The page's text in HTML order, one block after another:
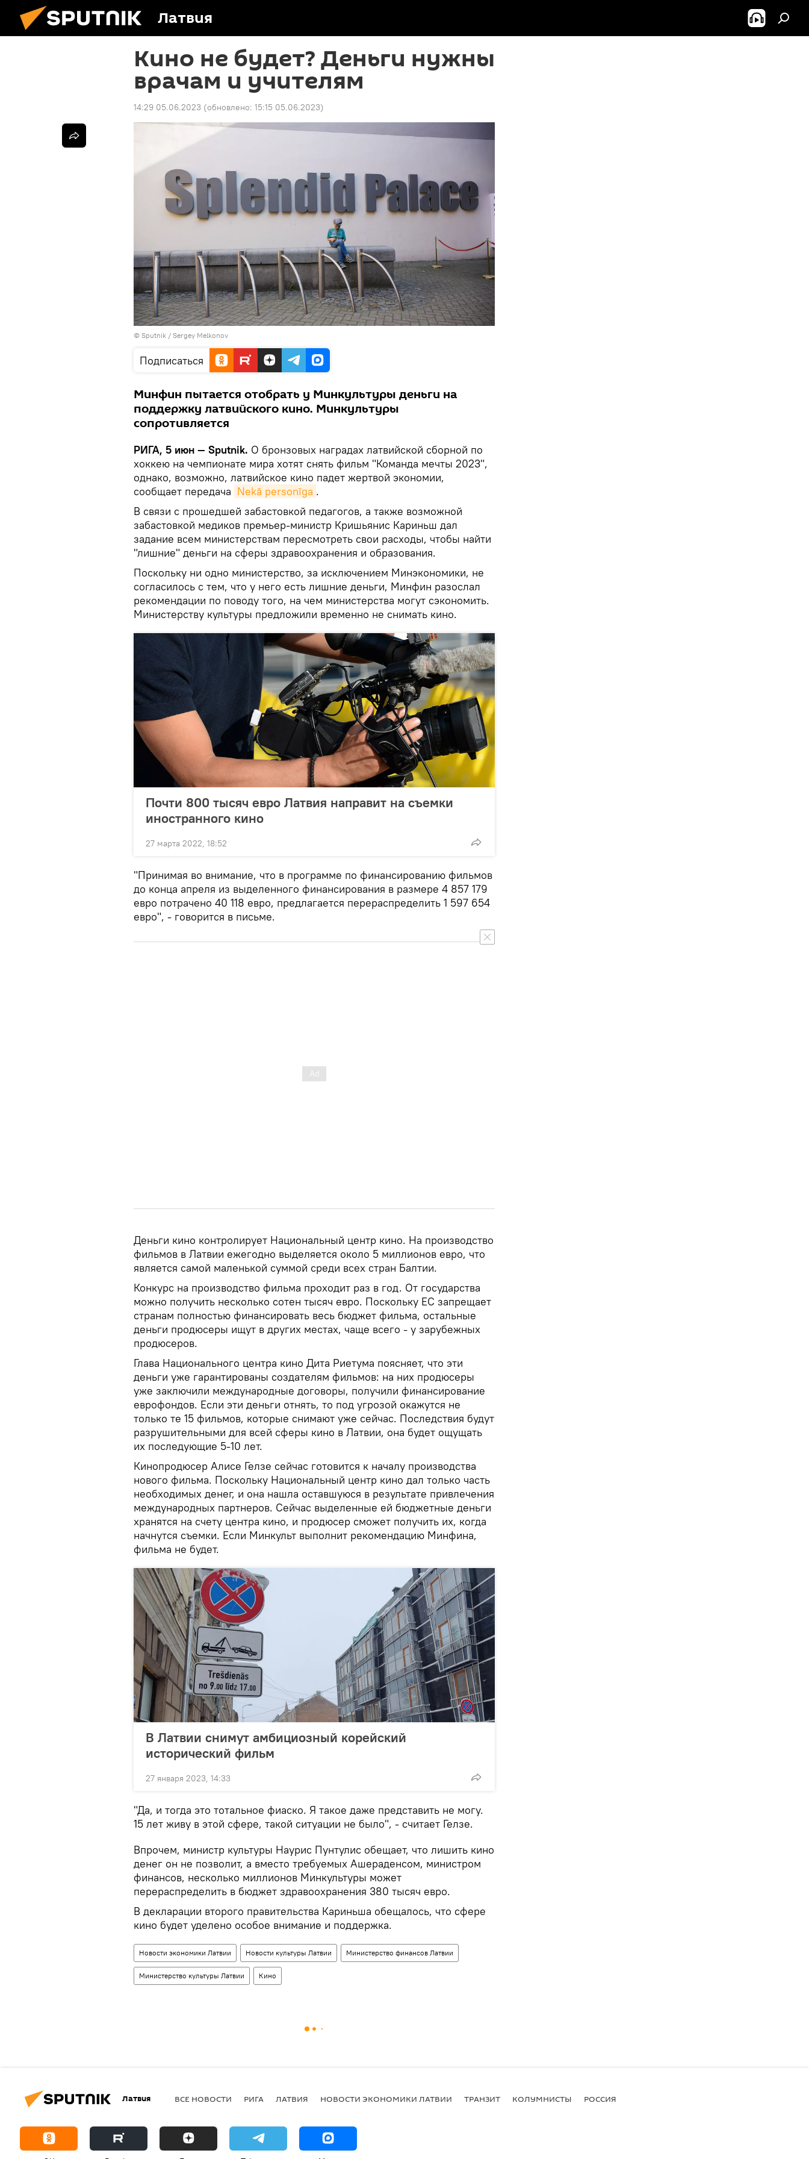
Латвия
Кино не будет? Деньги нужны
врачам и учителям
14:29 05.06.2023 (обновлено: 15:15 05.06.2023)
© Sputnik / Sergey Melkonov
Подписаться
Минфин пытается отобрать у Минкультуры деньги на
поддержку латвийского кино. Минкультуры
сопротивляется
РИГА, 5 июн — Sputnik. О бронзовых наградах латвийской сборной по
хоккею на чемпионате мира хотят снять фильм "Команда мечты 2023",
однако, возможно, латвийское кино падет жертвой экономии,
сообщает передача Nekā personīga .
В связи с прошедшей забастовкой педагогов, а также возможной
забастовкой медиков премьер-министр Кришьянис Кариньш дал
задание всем министерствам пересмотреть свои расходы, чтобы найти
"лишние" деньги на сферы здравоохранения и образования.
Поскольку ни одно министерство, за исключением Минэкономики, не
согласилось с тем, что у него есть лишние деньги, Минфин разослал
рекомендации по поводу того, на чем министерства могут сэкономить.
Министерству культуры предложили временно не снимать кино.
Почти 800 тысяч евро Латвия направит на съемки
иностранного кино
27 марта 2022, 18:52
"Принимая во внимание, что в программе по финансированию фильмов
до конца апреля из выделенного финансирования в размере 4 857 179
евро потрачено 40 118 евро, предлагается перераспределить 1 597 654
евро", - говорится в письме.
Деньги кино контролирует Национальный центр кино. На производство
фильмов в Латвии ежегодно выделяется около 5 миллионов евро, что
является самой маленькой суммой среди всех стран Балтии.
Конкурс на производство фильма проходит раз в год. От государства
можно получить несколько сотен тысяч евро. Поскольку ЕС запрещает
странам полностью финансировать весь бюджет фильма, остальные
деньги продюсеры ищут в других местах, чаще всего - у зарубежных
продюсеров.
Глава Национального центра кино Дита Риетума поясняет, что эти
деньги уже гарантированы создателям фильмов: на них продюсеры
уже заключили международные договоры, получили финансирование
еврофондов. Если эти деньги отнять, то под угрозой окажутся не
только те 15 фильмов, которые снимают уже сейчас. Последствия будут
разрушительными для всей сферы кино в Латвии, она будет ощущать
их последующие 5-10 лет.
Кинопродюсер Алисе Гелзе сейчас готовится к началу производства
нового фильма. Поскольку Национальный центр кино дал только часть
необходимых денег, и она нашла оставшуюся в результате привлечения
международных партнеров. Сейчас выделенные ей бюджетные деньги
хранятся на счету центра кино, и продюсер сможет получить их, когда
начнутся съемки. Если Минкульт выполнит рекомендацию Минфина,
фильма не будет.
В Латвии снимут амбициозный корейский
исторический фильм
27 января 2023, 14:33
"Да, и тогда это тотальное фиаско. Я такое даже представить не могу.
15 лет живу в этой сфере, такой ситуации не было", - считает Гелзе.
Впрочем, министр культуры Наурис Пунтулис обещает, что лишить кино
денег он не позволит, а вместо требуемых Ашераденсом, министром
финансов, несколько миллионов Минкультуры может
перераспределить в бюджет здравоохранения 380 тысяч евро.
В декларации второго правительства Кариньша обещалось, что сфере
кино будет уделено особое внимание и поддержка.
Новости экономики Латвии Новости культуры Латвии Министерство финансов Латвии
Министерство культуры Латвии Кино
Латвия ВСЕ НОВОСТИ РИГА ЛАТВИЯ НОВОСТИ ЭКОНОМИКИ ЛАТВИИ ТРАНЗИТ КОЛУМНИСТЫ РОССИЯ